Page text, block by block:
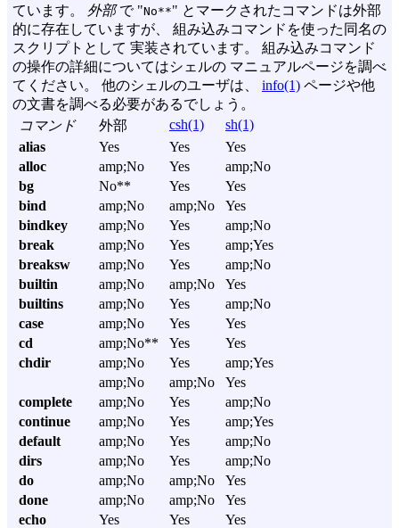
ています。 外部で "No**" とマークされたコマンドは外部
的に存在していますが、 組み込みコマンドを使った同名の
スクリプトとして 実装されています。 組み込みコマンド
の操作の詳細についてはシェルの マニュアルページを調べ
てください。 他のシェルのユーザは、 info(1) ページや他
の文書を調べる必要があるでしょう。
コマンド
外部 csh(1)
sh(1)
alias
Yes Yes
Yes
alloc
amp;No Yes
amp;No
bg
No** Yes
Yes
bind
amp;No amp;No
Yes
bindkey
amp;No Yes
amp;No
break
amp;No Yes
amp;Yes
breaksw
amp;No Yes
amp;No
builtin
amp;No amp;No
Yes
builtins
amp;No Yes
amp;No
case
amp;No Yes
Yes
cd
amp;No** Yes
Yes
chdir
amp;No Yes
amp;Yes
amp;No
amp;No
Yes
complete
amp;No Yes
amp;No
continue
amp;No Yes
amp;Yes
default
amp;No Yes
amp;No
dirs
amp;No Yes
amp;No
do
amp;No amp;No
Yes
done
amp;No amp;No
Yes
echo
Yes Yes Yes